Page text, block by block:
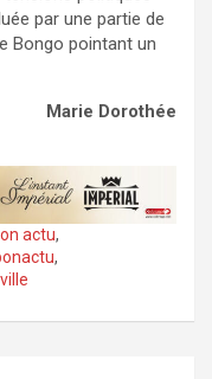
par une partie de
Bongo pointant un
Marie Dorothée
actu,
,